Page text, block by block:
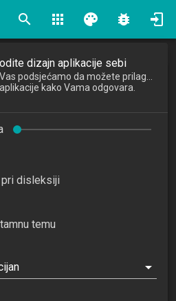
search apps palette bug_report
malih i srednjih
Small and Medium-Sized
2024
u poslovanju 1.2 (PITUP)
Sisak (PITUP 1.2)
centar Varaždin
dizajn aplikacije sebi
kako Vama odgovara.
disleksiji
temu